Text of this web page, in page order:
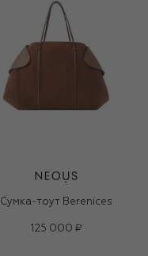
Сумка-тоут Berenices
125 000 ₽